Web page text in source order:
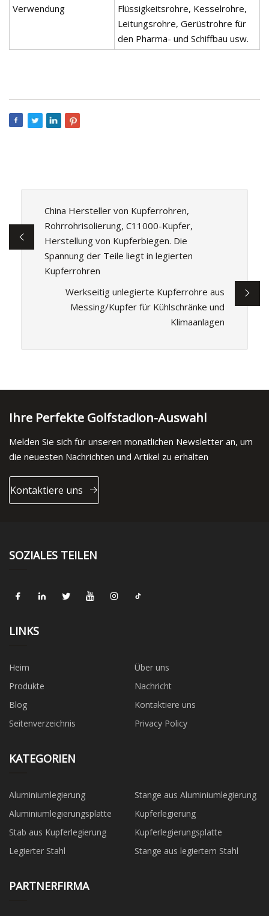
Verwendung
Flüssigkeitsrohre, Kesselrohre,
Leitungsrohre, Gerüstrohre für
den Pharma- und Schiffbau usw.
China Hersteller von Kupferrohren,
Rohrrohrisolierung, C11000-Kupfer,
Herstellung von Kupferbiegen. Die
Spannung der Teile liegt in legierten
Kupferrohren
Werkseitig unlegierte Kupferrohre aus
Messing/Kupfer für Kühlschränke und
Klimaanlagen
Ihre Perfekte Golfstadion-Auswahl
Melden Sie sich für unseren monatlichen Newsletter an, um
die neuesten Nachrichten und Artikel zu erhalten
Kontaktiere uns
SOZIALES TEILEN
LINKS
Heim
Über uns
Produkte
Nachricht
Blog
Kontaktiere uns
Seitenverzeichnis
Privacy Policy
KATEGORIEN
Aluminiumlegierung
Stange aus Aluminiumlegierung
Aluminiumlegierungsplatte
Kupferlegierung
Stab aus Kupferlegierung
Kupferlegierungsplatte
Legierter Stahl
Stange aus legiertem Stahl
PARTNERFIRMA